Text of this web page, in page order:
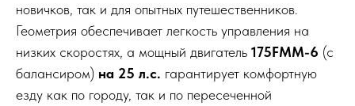
новичков, так и для опытных путешественников.
Геометрия обеспечивает легкость управления на
низких скоростях, а мощный двигатель 175FMM-6 (с
балансиром) на 25 л.с. гарантирует комфортную
езду как по городу, так и по пересеченной